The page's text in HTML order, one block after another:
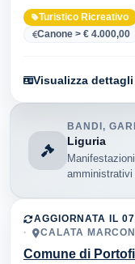
Turistico Ricreativo
Canone > € 4.000,00
Visualizza
BANDI,
Liguria
amministrativi
AGGIORNATA IL
CALATA
Comune di